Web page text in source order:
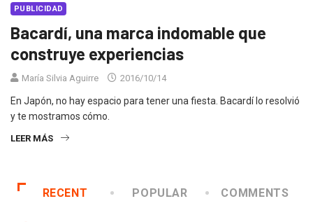
PUBLICIDAD
Bacardí, una marca indomable que
construye experiencias
María Silvia Aguirre 2016/10/14
En Japón, no hay espacio para tener una fiesta. Bacardí lo resolvió
y te mostramos cómo.
LEER MÁS
RECENT POPULAR COMMENTS